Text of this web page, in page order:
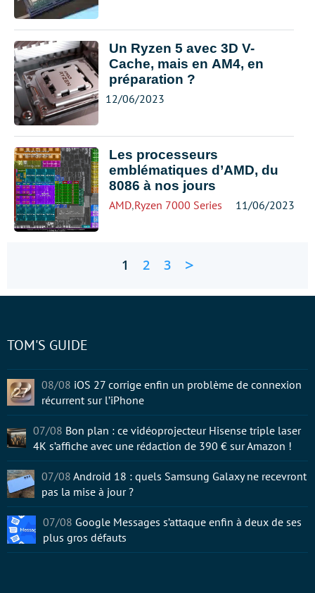
Un Ryzen 5 avec 3D V-
Cache, mais en AM4, en
préparation ?
12/06/2023
Les processeurs
emblématiques d’AMD, du
8086 à nos jours
AMD,Ryzen 7000 Series 11/06/2023
1 2 3 >
TOM'S GUIDE
08/08 iOS 27 corrige enfin un problème de connexion
récurrent sur l’iPhone
07/08 Bon plan : ce vidéoprojecteur Hisense triple laser
4K s’affiche avec une rédaction de 390 € sur Amazon !
07/08 Android 18 : quels Samsung Galaxy ne recevront
pas la mise à jour ?
07/08 Google Messages s’attaque enfin à deux de ses
plus gros défauts